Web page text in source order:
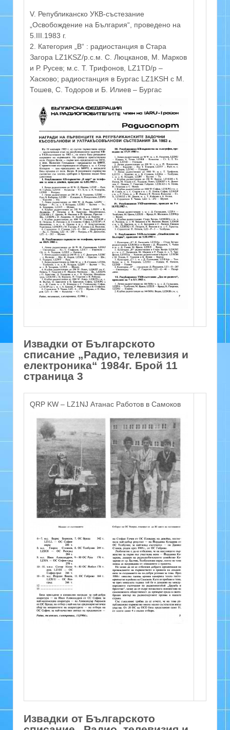
V. Републиканско УКВ-състезание
„Освобождение на България“, проведено на
5.III.1983 г.
2. Категория „В“ : радиостанция в Стара
Загора LZ1KSZ/р.с.м. С. Люцканов, М. Марков
и Р. Русев; м.с. Т. Трифонов, LZ1TD/р –
Хасково; радиостанция в Бургас LZ1KSH с М.
Тошев, С. Тодоров и Б. Илиев – Бургас
Извадки от Българското
списание „Радио, телевизия и
електроника“ 1984г. Брой 11
страница 3
QRP KW – LZ1NJ Атанас Работов в Самоков
Извадки от Българското